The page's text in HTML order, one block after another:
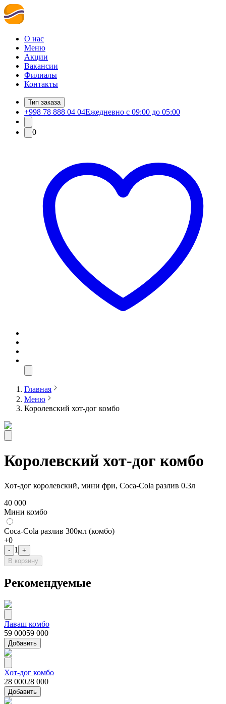
О нас
Меню
Акции
Вакансии
Филиалы
Контакты
Тип заказа
+998 78 888 04 04Ежедневно с 09:00 до 05:00
0
Главная
Меню
Королевский хот-дог комбо
Королевский хот-дог комбо
Хот-дог королевский, мини фри, Coca-Cola разлив 0.3л
40 000
Мини комбо
Coca-Cola разлив 300мл (комбо)
+0
- 1
+
В корзину
Рекомендуемые
Лаваш комбо
59 00059 000
Добавить
Хот-дог комбо
28 00028 000
Добавить